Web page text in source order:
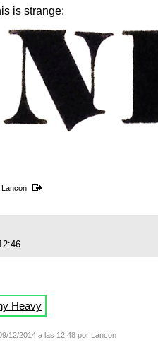
is strange:
Lancon
Heavy
12/2014 a las 12:48 por Lancon